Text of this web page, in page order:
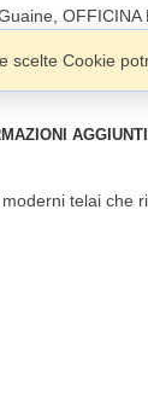
OFFICINA
scelte Cookie
telai